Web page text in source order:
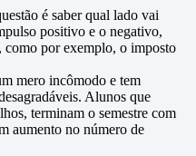
é saber qual lado vai
positivo e o negativo,
como por exemplo, o imposto
mero incômodo e tem
Alunos que
terminam o semestre com
aumento no número de